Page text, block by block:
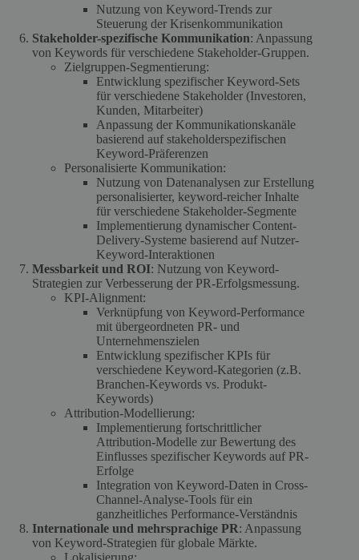
Nutzung von Keyword-Trends zur
Steuerung der Krisenkommunikation
Stakeholder-spezifische Kommunikation: Anpassung
von Keywords für verschiedene Stakeholder-Gruppen.
Zielgruppen-Segmentierung:
Entwicklung spezifischer Keyword-Sets
für verschiedene Stakeholder (Investoren,
Kunden, Mitarbeiter)
Anpassung der Kommunikationskanäle
basierend auf stakeholderspezifischen
Keyword-Präferenzen
Personalisierte Kommunikation:
Nutzung von Datenanalysen zur Erstellung
personalisierter, keyword-reicher Inhalte
für verschiedene Stakeholder-Segmente
Implementierung dynamischer Content-
Delivery-Systeme basierend auf Nutzer-
Keyword-Interaktionen
Messbarkeit und ROI: Nutzung von Keyword-
Strategien zur Verbesserung der PR-Erfolgsmessung.
KPI-Alignment:
Verknüpfung von Keyword-Performance
mit übergeordneten PR- und
Unternehmenszielen
Entwicklung spezifischer KPIs für
verschiedene Keyword-Kategorien (z.B.
Branchen-Keywords vs. Produkt-
Keywords)
Attribution-Modellierung:
Implementierung fortschrittlicher
Attribution-Modelle zur Bewertung des
Einflusses spezifischer Keywords auf PR-
Erfolge
Integration von Keyword-Daten in Cross-
Channel-Analyse-Tools für ein
ganzheitliches Performance-Verständnis
Internationale und mehrsprachige PR: Anpassung
von Keyword-Strategien für globale Märkte.